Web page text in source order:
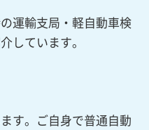
運輸支局・軽自動車検
しています。
す。ご自身で普通自動